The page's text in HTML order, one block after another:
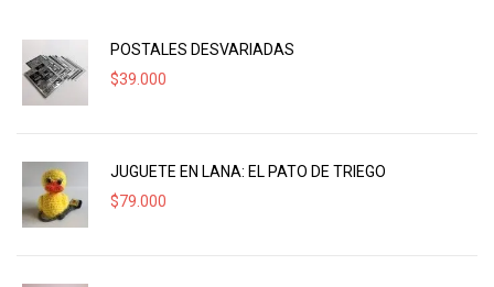
POSTALES DESVARIADAS
$39.000
JUGUETE EN LANA: EL PATO DE TRIEGO
$79.000